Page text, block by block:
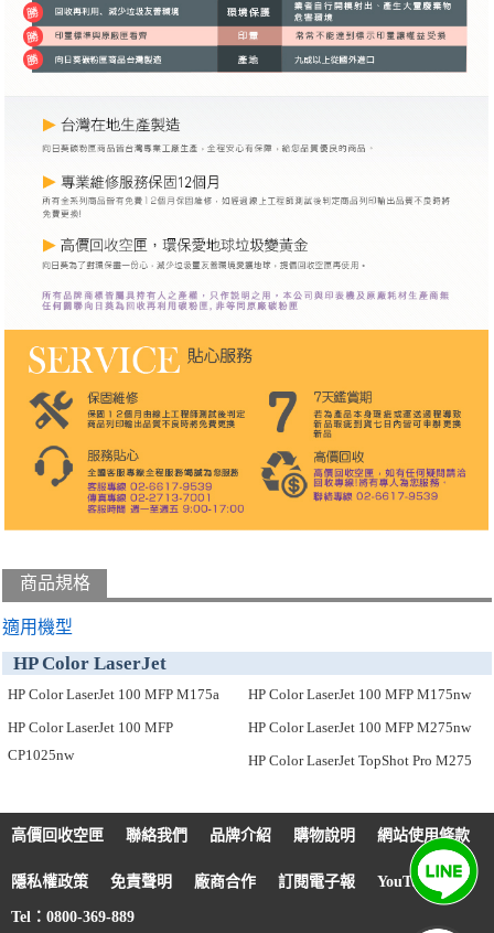
商品規格
適用機型
HP Color LaserJet
HP Color LaserJet 100 MFP M175a
HP Color LaserJet 100 MFP M175nw
HP Color LaserJet 100 MFP
CP1025nw
HP Color LaserJet 100 MFP M275nw
HP Color LaserJet TopShot Pro M275
高價回收空匣 聯絡我們 品牌介紹 購物說明 網站使用條款
隱私權政策 免責聲明 廠商合作 訂閱電子報 YouTube
Tel：0800-369-889